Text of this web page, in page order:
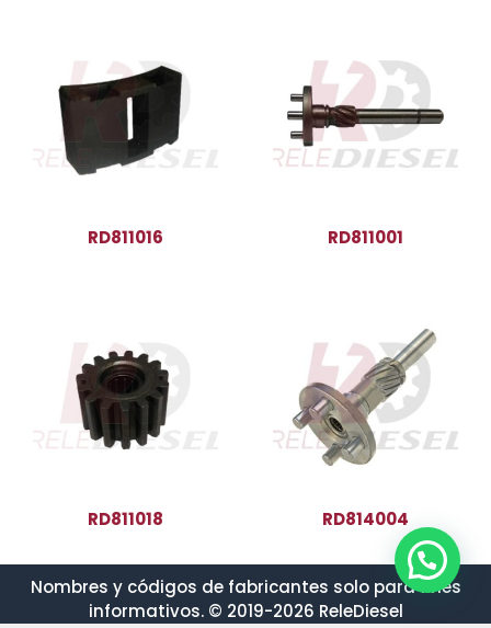
RD811016 RD811001
RD811018 RD814004
Nombres y códigos de fabricantes solo para fines
informativos. © 2019-2026 ReleDiesel